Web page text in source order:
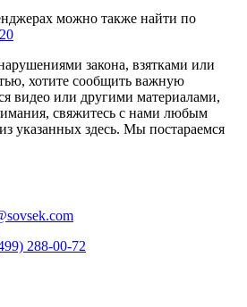
можно также найти по
закона, взятками или
хотите сообщить важную
видео или другими материалами,
свяжитесь с нами любым
указанных здесь. Мы постараемся
288-00-72